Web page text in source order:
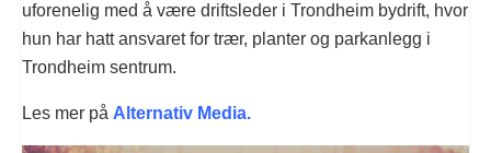
uforenelig med å være driftsleder i Trondheim bydrift, hvor
hun har hatt ansvaret for trær, planter og parkanlegg i
Trondheim sentrum.
Les mer på Alternativ Media.